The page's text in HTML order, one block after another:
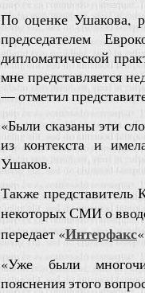
По оценке Ушакова,
председателем
дипломатической
мне представляется
— отметил
«Были сказаны эти
из контекста и
Ушаков.
Также представитель
некоторых СМИ о
передает «Интерфакс
«Уже были
пояснения этого